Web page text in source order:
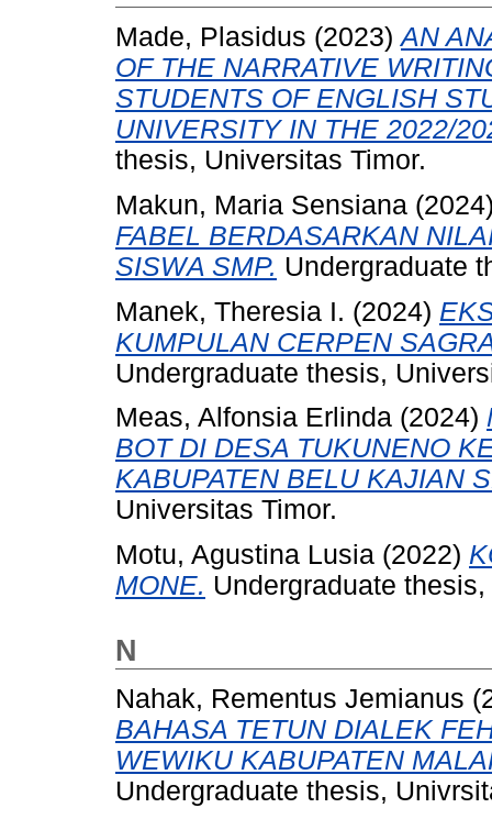
Made, Plasidus (2023)AN
OF THE NARRATIVE
STUDENTS OF ENGLISH
UNIVERSITY IN THE 2022/
thesis, Universitas Timor.
Makun, Maria Sensiana
FABEL BERDASARKAN
SISWA SMP. Undergraduate
Manek, Theresia I. (2024)
KUMPULAN CERPEN
Undergraduate thesis,
Meas, Alfonsia Erlinda (2024)
BOT DI DESA TUKUNENO
KABUPATEN BELU KAJIAN
Universitas Timor.
Motu, Agustina Lusia (2022)
MONE. Undergraduate
N
Nahak, Rementus Jemianus
BAHASA TETUN DIALEK
WEWIKU KABUPATEN
Undergraduate thesis,